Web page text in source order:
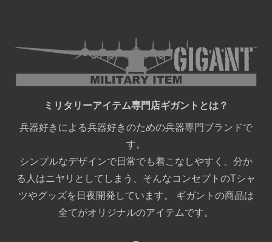
ミリタリーアイテム専門店ギガントとは？
兵器好きによる兵器好きのための兵器専門ブランドで
す。
シンプルなデザインで日常でも着こなしやすく、分か
る人はニヤリとしてしまう、そんなコンセプトのTシャ
ツやグッズを日夜開発しています。 ギガントの商品は
全てがオリジナルのアイテムです。